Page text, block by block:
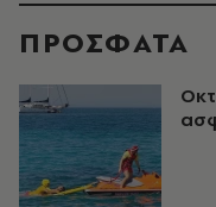
ΠΡΟΣΦΑΤΑ